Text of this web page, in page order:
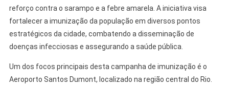
reforço contra o sarampo e a febre amarela. A iniciativa visa
fortalecer a imunização da população em diversos pontos
estratégicos da cidade, combatendo a disseminação de
doenças infecciosas e assegurando a saúde pública.
Um dos focos principais desta campanha de imunização é o
Aeroporto Santos Dumont, localizado na região central do Rio.